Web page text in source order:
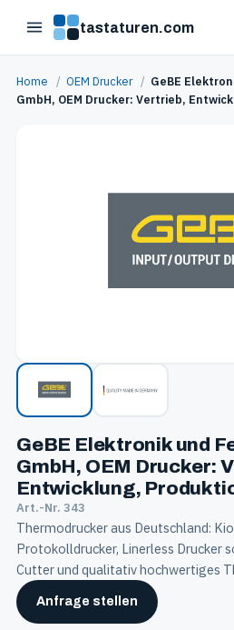
tastaturen.com
Home / OEM Drucker / GeBE
GmbH, OEM Drucker: Vertrieb,
GeBE Elektronik und
GmbH, OEM Drucker:
Entwicklung,
Art.-Nr. 343
Thermodrucker aus Deutschland:
Protokolldrucker, Linerless Drucker
Cutter und qualitativ hochwertiges
Anfrage stellen